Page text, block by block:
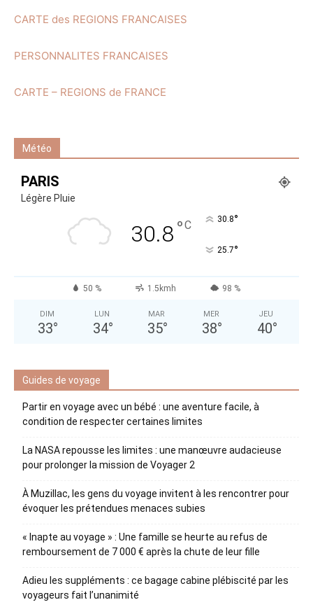
CARTE des REGIONS FRANCAISES
PERSONNALITES FRANCAISES
CARTE – REGIONS de FRANCE
Météo
PARIS
Légère Pluie
30.8°C 30.8°
25.7°
50 % 1.5kmh 98 %
DIM
33°
LUN
34°
MAR
35°
MER
38°
JEU
40°
Guides de voyage
Partir en voyage avec un bébé : une aventure facile, à
condition de respecter certaines limites
La NASA repousse les limites : une manœuvre audacieuse
pour prolonger la mission de Voyager 2
À Muzillac, les gens du voyage invitent à les rencontrer pour
évoquer les prétendues menaces subies
« Inapte au voyage » : Une famille se heurte au refus de
remboursement de 7 000 € après la chute de leur fille
Adieu les suppléments : ce bagage cabine plébiscité par les
voyageurs fait l’unanimité